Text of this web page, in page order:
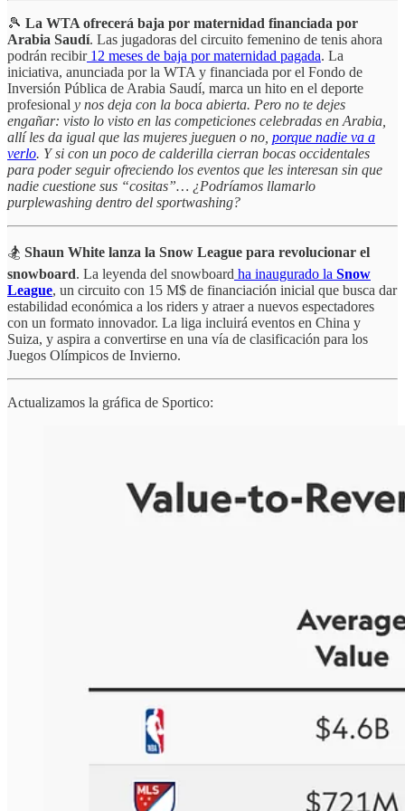
🎾 La WTA ofrecerá baja por maternidad financiada por
Arabia Saudí. Las jugadoras del circuito femenino de tenis ahora
podrán recibir12 meses de baja por maternidad pagada. La
iniciativa, anunciada por la WTA y financiada por el Fondo de
Inversión Pública de Arabia Saudí, marca un hito en el deporte
profesional y nos deja con la boca abierta. Pero no te dejes
engañar: visto lo visto en las competiciones celebradas en Arabia,
allí les da igual que las mujeres jueguen o no, porque nadie va a
verlo. Y si con un poco de calderilla cierran bocas occidentales
para poder seguir ofreciendo los eventos que les interesan sin que
nadie cuestione sus “cositas”… ¿Podríamos llamarlo
purplewashing dentro del sportwashing?
🏂 Shaun White lanza la Snow League para revolucionar el
snowboard. La leyenda del snowboard ha inaugurado la Snow
League, un circuito con 15 M$ de financiación inicial que busca dar
estabilidad económica a los riders y atraer a nuevos espectadores
con un formato innovador. La liga incluirá eventos en China y
Suiza, y aspira a convertirse en una vía de clasificación para los
Juegos Olímpicos de Invierno.
Actualizamos la gráfica de Sportico: